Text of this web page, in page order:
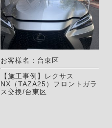
お客様名：台東区
【施工事例】レクサス
NX（TAZA25）フロントガラ
ス交換/台東区